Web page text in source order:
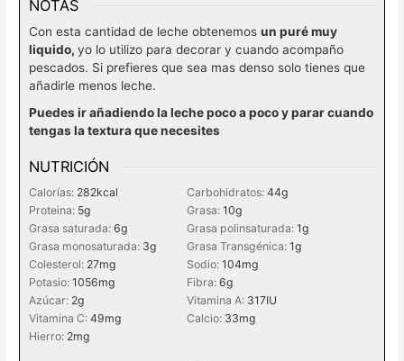
NOTAS
Con esta cantidad de leche obtenemosun puré muy
liquido,yo lo utilizo para decorar y cuando acompaño
pescados. Si prefieres que sea mas denso solo tienes que
añadirle menos leche.
Puedes ir añadiendo la leche poco a poco y parar cuando
tengas la textura que necesites
NUTRICIÓN
Calorías: 282kcal Carbohidratos:44g
Proteina: 5g Grasa:10g
Grasa saturada:6g Grasa polinsaturada:1g
Grasa monosaturada: 3g Grasa Transgénica:1g
Colesterol: 27mg Sodio:104mg
Potasio:1056mg Fibra:6g
Azúcar: 2g Vitamina A: 317IU
Vitamina C:49mg Calcio: 33mg
Hierro: 2mg